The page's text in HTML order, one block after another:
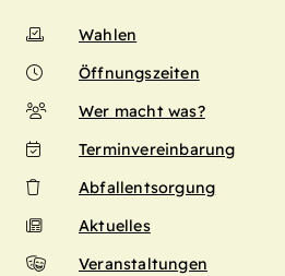
Wahlen
Öffnungszeiten
Wer macht was?
Terminvereinbarung
Abfallentsorgung
Aktuelles
Veranstaltungen